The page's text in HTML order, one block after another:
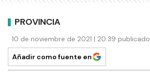
PROVINCIA
10 de noviembre de 2021 | 20:39
Añadir como fuente en